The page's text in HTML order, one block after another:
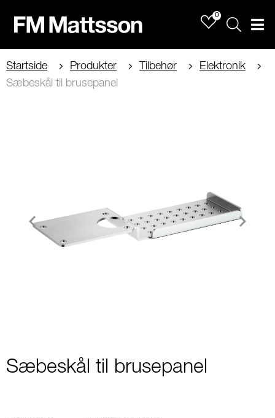
0
Sök
Startside Produkter Tilbehør
Elektronik
Sæbeskål til brusepanel
Sæbeskål til brusepanel